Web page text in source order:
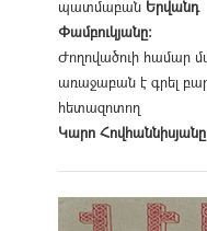
պատմաբան Երվանդ
Փամբուկյանը։
Ժողովածուի համար
առաջաբան է գրել
հետազոտող
Կարո